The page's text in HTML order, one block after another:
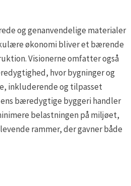
og genanvendelige materialer
økonomi bliver et bærende
Visionerne omfatter også
hvor bygninger og
inkluderende og tilpasset
bæredygtige byggeri handler
belastningen på miljøet,
rammer, der gavner både